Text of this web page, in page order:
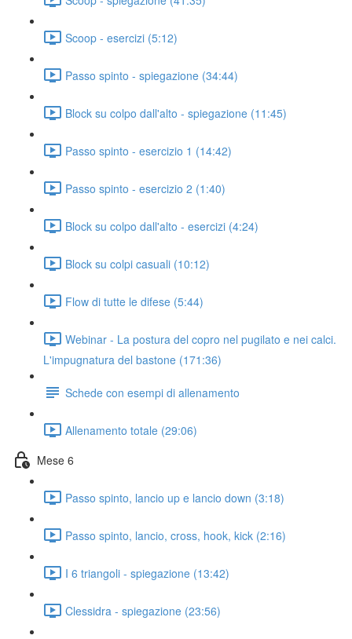
Scoop - esercizi (5:12)
Passo spinto - spiegazione (34:44)
Block su colpo dall'alto - spiegazione (11:45)
Passo spinto - esercizio 1 (14:42)
Passo spinto - esercizio 2 (1:40)
Block su colpo dall'alto - esercizi (4:24)
Block su colpi casuali (10:12)
Flow di tutte le difese (5:44)
Webinar - La postura del copro nel pugilato e nei calci.
L'impugnatura del bastone (171:36)
Schede con esempi di allenamento
Allenamento totale (29:06)
Mese 6
Passo spinto, lancio up e lancio down (3:18)
Passo spinto, lancio, cross, hook, kick (2:16)
I 6 triangoli - spiegazione (13:42)
Clessidra - spiegazione (23:56)